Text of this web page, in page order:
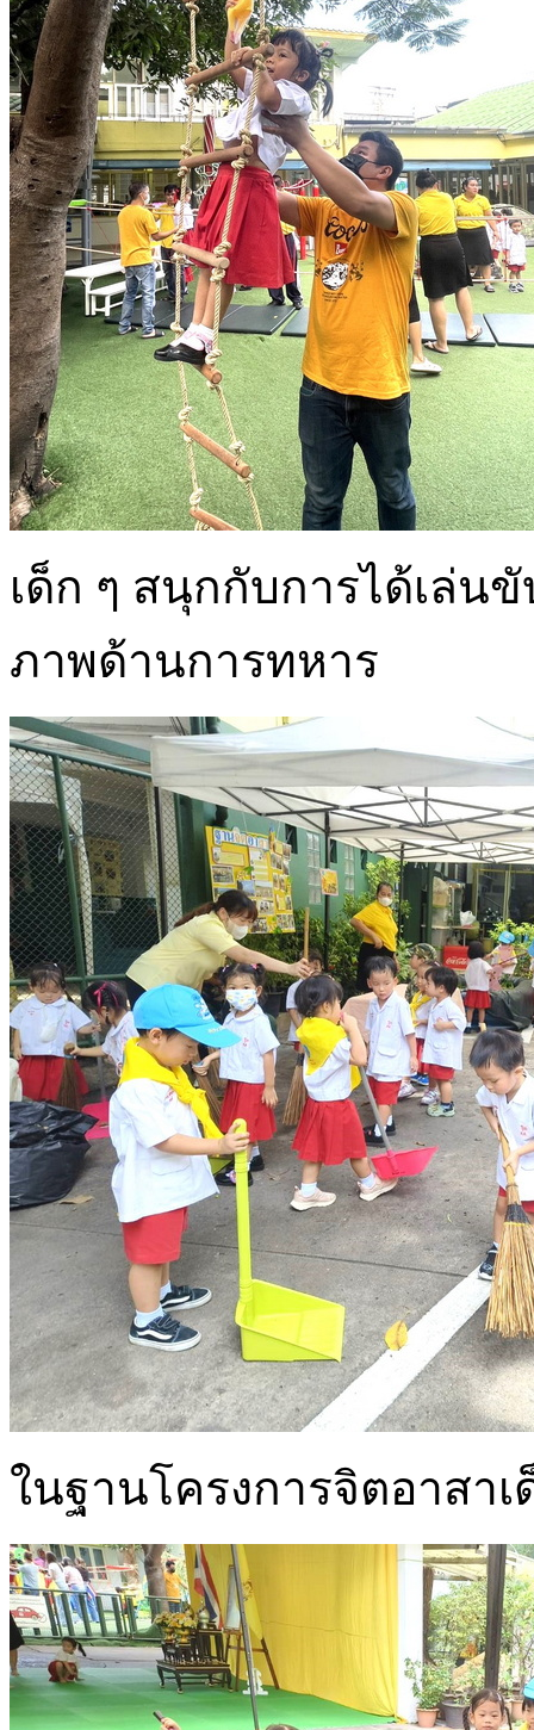
เด็ก ๆ สนุกกับการได้เล่น
ภาพด้านการทหาร
ในฐานโครงการจิตอาสา